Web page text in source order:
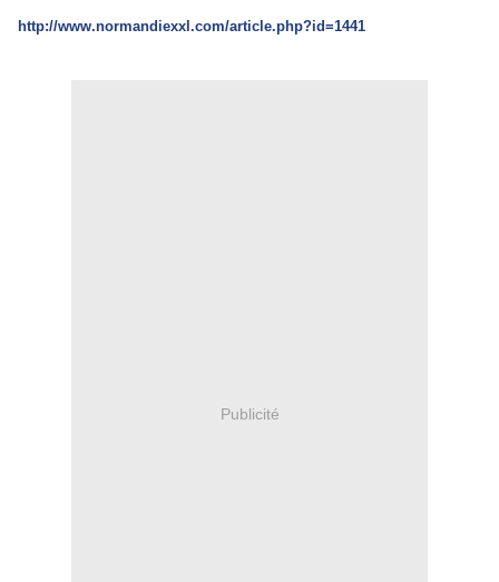
http://www.normandiexxl.com/article.php?id=1441
Publicité